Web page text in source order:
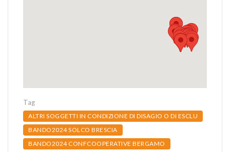
Tag
ALTRI SOGGETTI IN CONDIZIONE DI DISAGIO O DI ESCLU
BANDO2024 SOLCO BRESCIA
BANDO2024 CONFCOOPERATIVE BERGAMO